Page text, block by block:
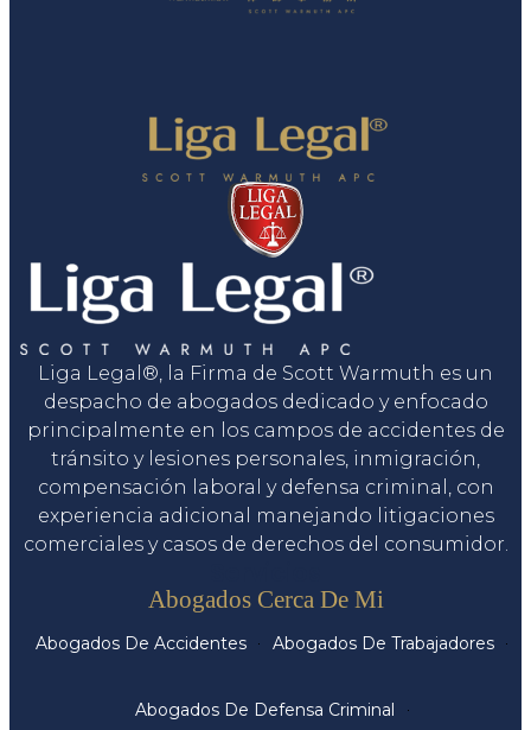
Liga Legal®, la Firma de Scott Warmuth es un
despacho de abogados dedicado y enfocado
principalmente en los campos de accidentes de
tránsito y lesiones personales, inmigración,
compensación laboral y defensa criminal, con
experiencia adicional manejando litigaciones
comerciales y casos de derechos del consumidor.
Abogados Cerca De Mi
Abogados De Accidentes Abogados De Trabajadores
Abogados De Defensa Criminal